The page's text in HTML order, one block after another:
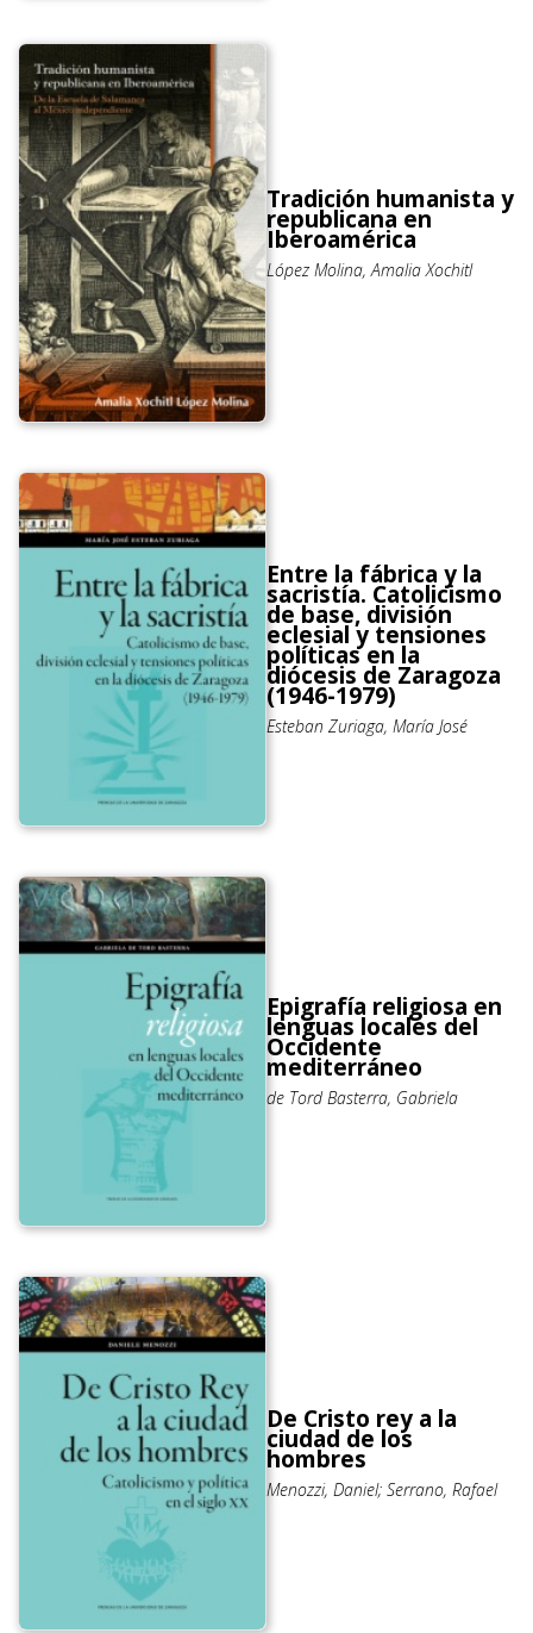
Tradición humanista y
republicana en
Iberoamérica
López Molina, Amalia Xochitl
Entre la fábrica y la
sacristía. Catolicismo
de base, división
eclesial y tensiones
políticas en la
diócesis de Zaragoza
(1946-1979)
Esteban Zuriaga, María José
Epigrafía religiosa en
lenguas locales del
Occidente
mediterráneo
de Tord Basterra, Gabriela
De Cristo rey a la
ciudad de los
hombres
Menozzi, Daniel; Serrano, Rafael